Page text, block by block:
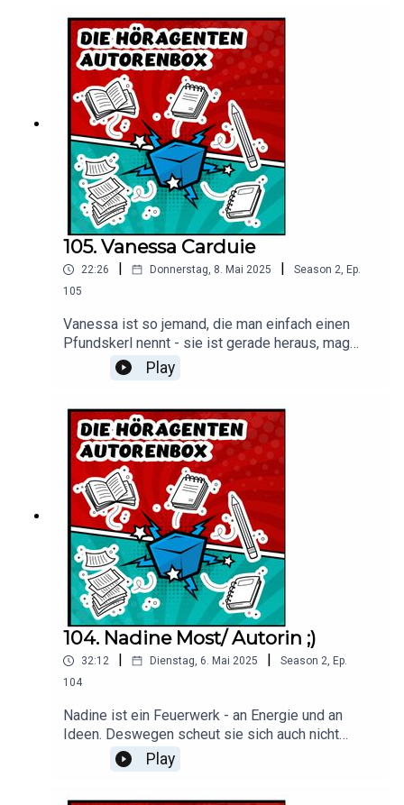
dieses spannende Interview an!Hier bekommt Ihr
Wiljos Bücher
105. Vanessa Carduie
22:26 Donnerstag, 8. Mai 2025 Season 2, Ep.
105
Vanessa ist so jemand, die man einfach einen
Pfundskerl nennt - sie ist gerade heraus, mag
Freundlichkeit und die Wahrheit - Werte, die man
auch in ihren Fantasy Büchern lesen kann. Wir
Interview.Hier findet Ihr Vanessa Bücher.
Play
104. Nadine Most/ Autorin ;)
32:12 Dienstag, 6. Mai 2025 Season 2, Ep.
104
Nadine ist ein Feuerwerk - an Energie und an
Ideen. Deswegen scheut sie sich auch nicht
davor, einfach mal das Steuer rumzureissen - es
ist ja schließlich ihr Leben. Kommt mit durch einen
Play